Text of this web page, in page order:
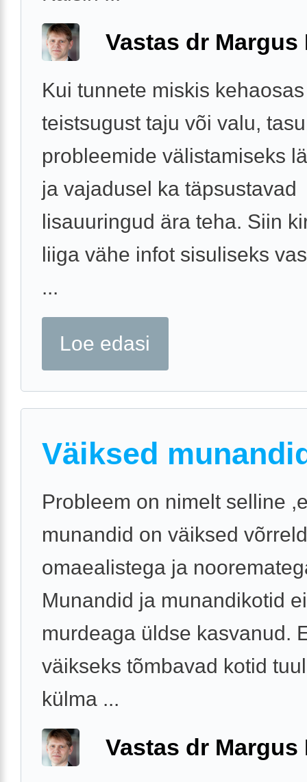
Vastas dr Margus
Kui tunnete miskis
teistsugust taju või valu,
probleemide välistamiseks
ja vajadusel ka täpsustavad
lisauuringud ära teha. Siin
liiga vähe infot sisuliseks
...
Loe edasi
Väiksed
Probleem on nimelt selline
munandid on väiksed
omaealistega ja
Munandid ja munandikotid
murdeaga üldse kasvanud.
väikseks tõmbavad kotid
külma ...
Vastas dr Margus